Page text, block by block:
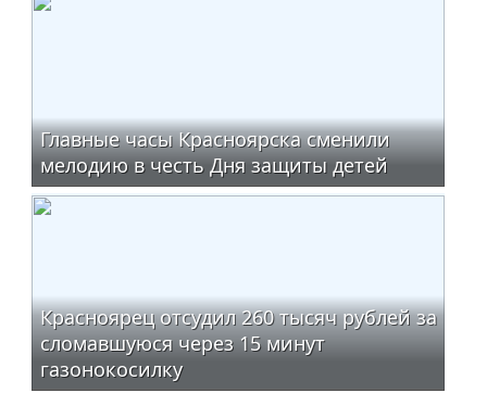
Главные часы Красноярска сменили
мелодию в честь Дня защиты детей
Красноярец отсудил 260 тысяч рублей за
сломавшуюся через 15 минут
газонокосилку